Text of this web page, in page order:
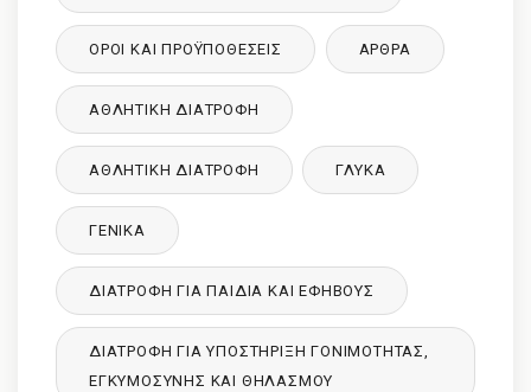
ΌΡΟΙ ΚΑΙ ΠΡΟΫΠΟΘΈΣΕΙΣ ΑΡΘΡΑ
ΑΘΛΗΤΙΚΉ ΔΙΑΤΡΟΦΉ
ΑΘΛΗΤΙΚΉ ΔΙΑΤΡΟΦΉ ΓΛΥΚΑ
ΓΕΝΙΚΆ
ΔΙΑΤΡΟΦΉ ΓΙΑ ΠΑΙΔΙΆ ΚΑΙ ΕΦΉΒΟΥΣ
ΔΙΑΤΡΟΦΉ ΓΙΑ ΥΠΟΣΤΉΡΙΞΗ ΓΟΝΙΜΌΤΗΤΑΣ,
ΕΓΚΥΜΟΣΎΝΗΣ ΚΑΙ ΘΗΛΑΣΜΟΎ